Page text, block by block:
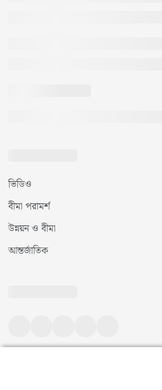
ভিডিও
বীমা পরামর্শ
উন্নয়ন ও বীমা
আন্তর্জাতিক